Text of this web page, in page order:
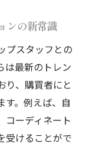
楽しむ方法
ップの活用
を見つける
める第一歩
ンの新常識
プスタッフとの
は最新のトレン
り、購買者にと
す。例えば、自
コーディネート
受けることがで